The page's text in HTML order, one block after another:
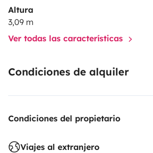
Altura
3,09 m
Ver todas las características
Condiciones de alquiler
Condiciones del propietario
Viajes al extranjero